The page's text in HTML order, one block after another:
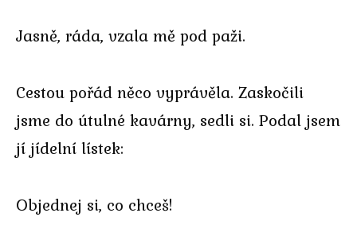
Jasně, ráda, vzala mě pod paži.
Cestou pořád něco vyprávěla. Zaskočili
jsme do útulné kavárny, sedli si. Podal jsem
jí jídelní lístek:
Objednej si, co chceš!